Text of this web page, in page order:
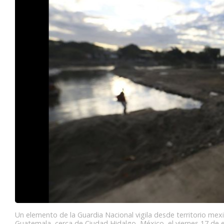
Un elemento de la Guardia Nacional vigila desde territorio